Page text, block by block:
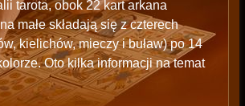
tarota, obok 22 kart arkana
małe składają się z czterech
kielichów, mieczy i buław) po 14
Oto kilka informacji na temat